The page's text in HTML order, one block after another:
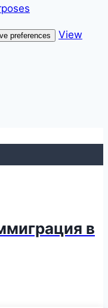
preferences
View
в